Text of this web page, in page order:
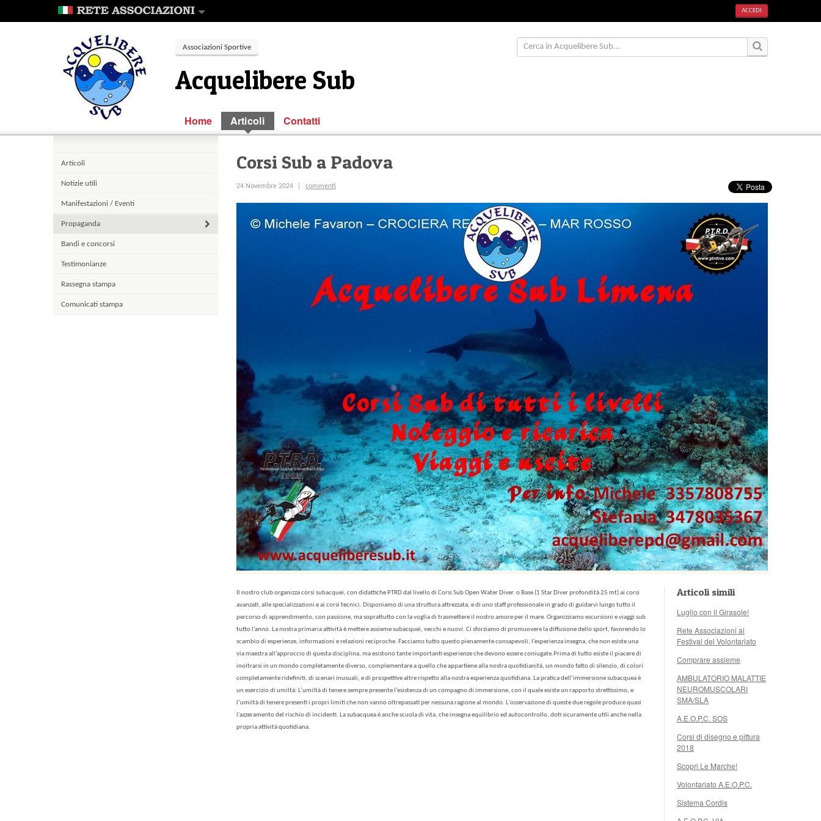
ACCEDI
Associazioni Sportive
Acquelibere Sub
Home Articoli Contatti
Articoli
Notizie utili
Manifestazioni / Eventi
Propaganda
Bandi e concorsi
Testimonianze
Rassegna stampa
Comunicati stampa
Corsi Sub a Padova
24 Novembre 2024 commenti
Il nostro club organizza corsi subacquei, con didattiche PTRD dal livello di Corsi Sub Open Water Diver o Base (1 Star Diver profondità 25 mt) ai corsi
avanzati, alle specializzazioni e ai corsi tecnici. Disponiamo di una struttura attrezzata, e di uno staff professionale in grado di guidarvi lungo tutto il
percorso di apprendimento, con passione, ma soprattutto con la voglia di trasmettere il nostro amore per il mare. Organizziamo escursioni e viaggi sub
tutto l’anno. La nostra primaria attività è mettere assieme subacquei, vecchi e nuovi. Ci sforziamo di promuovere la diffusione dello sport, favorendo lo
scambio di esperienze, informazioni e relazioni reciproche. Facciamo tutto questo pienamente consapevoli, l’esperienza insegna, che non esiste una
via maestra all’approccio di questa disciplina, ma esistono tante importanti esperienze che devono essere coniugate.Prima di tutto esiste il piacere di
inoltrarsi in un mondo completamente diverso, complementare a quello che appartiene alla nostra quotidianità, un mondo fatto di silenzio, di colori
completamente ridefiniti, di scenari inusuali, e di prospettive altre rispetto alla nostra esperienza quotidiana. La pratica dell’immersione subacquea è
un esercizio di umiltà: L’umiltà di tenere sempre presente l’esistenza di un compagno di immersione, con il quale esiste un rapporto strettissimo, e
l’umiltà di tenere presenti i propri limiti che non vanno oltrepassati per nessuna ragione al mondo. L'osservazione di queste due regole produce quasi
l'azzeramento del rischio di incidenti. La subacquea è anche scuola di vita, che insegna equilibrio ed autocontrollo, doti sicuramente utili anche nella
propria attività quotidiana.
Articoli simili
Luglio con il Girasole!
Rete Associazioni al
Festival del Volontariato
Comprare assieme
AMBULATORIO MALATTIE
NEUROMUSCOLARI
SMA/SLA
A.E.O.P.C. SOS
Corsi di disegno e pittura
2018
Scopri Le Marche!
Volontariato A.E.O.P.C.
Sistema Cordis